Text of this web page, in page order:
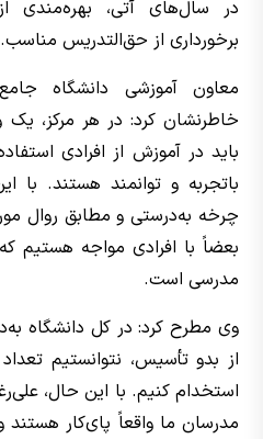
در سال‌های آتی، بهره‌مندی
برخورداری از حق‌التدریس مناسب.
معاون آموزشی دانشگاه
خاطرنشان کرد: در هر مرکز،
باید در آموزش از افرادی
باتجربه و توانمند هستند. با
چرخه به‌درستی و مطابق روال
بعضاً با افرادی مواجه هستیم
مدرسی است.
وی مطرح کرد: در کل دانشگاه
از بدو تأسیس، نتوانستیم
استخدام کنیم. با این حال،
مدرسان ما واقعاً پای‌کار